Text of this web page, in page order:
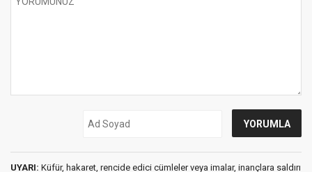
UYARI: Küfür, hakaret, rencide edici cümleler veya imalar, inançlara saldırı